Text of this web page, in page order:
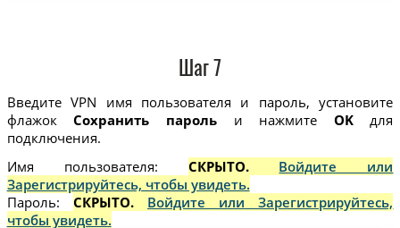
Шаг 7
Введите VPN имя пользователя и пароль, установите
флажокСохранить парольи нажмите OKдля
подключения.
Имя пользователя: СКРЫТО. Войдите или
Зарегистрируйтесь, чтобы увидеть.
Пароль: СКРЫТО. Войдите или Зарегистрируйтесь,
чтобы увидеть.